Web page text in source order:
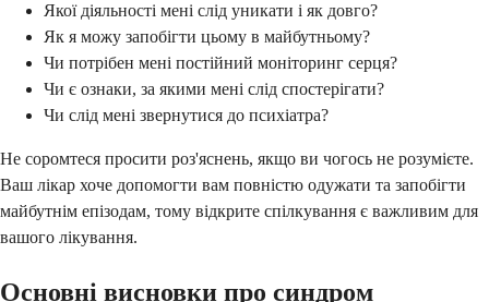
Якої діяльності мені слід уникати і як довго?
Як я можу запобігти цьому в майбутньому?
Чи потрібен мені постійний моніторинг серця?
Чи є ознаки, за якими мені слід спостерігати?
Чи слід мені звернутися до психіатра?
Не соромтеся просити роз'яснень, якщо ви чогось не розумієте.
Ваш лікар хоче допомогти вам повністю одужати та запобігти
майбутнім епізодам, тому відкрите спілкування є важливим для
вашого лікування.
Основні висновки про синдром